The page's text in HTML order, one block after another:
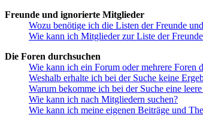
Freunde und ignorierte Mitglieder
Wozu benötige ich die Listen der Freunde
Wie kann ich Mitglieder zur Liste der
Die Foren durchsuchen
Wie kann ich ein Forum oder mehrere Foren
Weshalb erhalte ich bei der Suche keine
Warum bekomme ich bei der Suche eine leere
Wie kann ich nach Mitgliedern suchen?
Wie kann ich meine eigenen Beiträge und